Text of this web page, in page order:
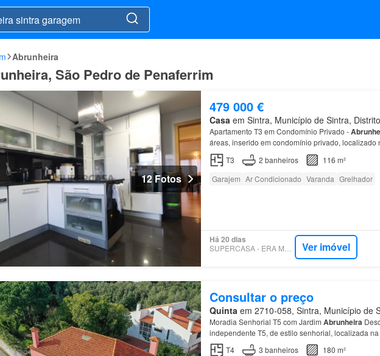
Abrunheira
São Pedro de Penaferrim
12 Fotos
479 000 €
Casaem Sintra, Município de Sintra,
Apartamento T3 em Condomínio Privado -
áreas, inserido em condomínio privado, localizado
garagem box com capacidade para dois carros,
T3 2 banheiros
116 m²
Garajem Ar Condicionado Varanda Grelhador
Há 20 dias
Ver imóvel
Consultar o preço
Quintaem 2710-058, Sintra, Município de
Moradia Senhorial T5 com Jardim Abrunheira
independente T5, de estilo senhorial, localizada
Abrunheira
T4 3 banheiros
180 m²